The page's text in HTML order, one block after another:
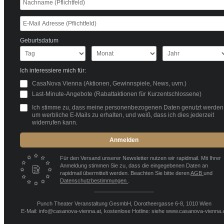
Geburtsdatum
Ich interessiere mich für:
CasaNova Vienna (Aktionen, Gewinnspiele, News, uvm.)
Last-Minute-Angebote (Rabattaktionen für Kurzentschlossene)
Ich stimme zu, dass meine personenbezogenen Daten genutzt
um werbliche E-Mails zu erhalten, und weiß, dass ich dies jederzeit
widerrufen kann.
Anmelden
Für den Versand unserer Newsletter nutzen wir rapidmail. Mit Ihrer
Anmeldung stimmen Sie zu, dass die eingegebenen Daten an
rapidmail übermittelt werden. Beachten Sie bitte derenAGB und
Datenschutzbestimmungen
Punch Theater Veranstaltung GesmbH, Dorotheergasse 6-8, 1010 Wien
E-Mail: info@casanova-vienna.at, kostenlose Hotline: siehe www.casanova-